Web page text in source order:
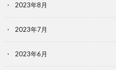
2023年8月
2023年7月
2023年6月